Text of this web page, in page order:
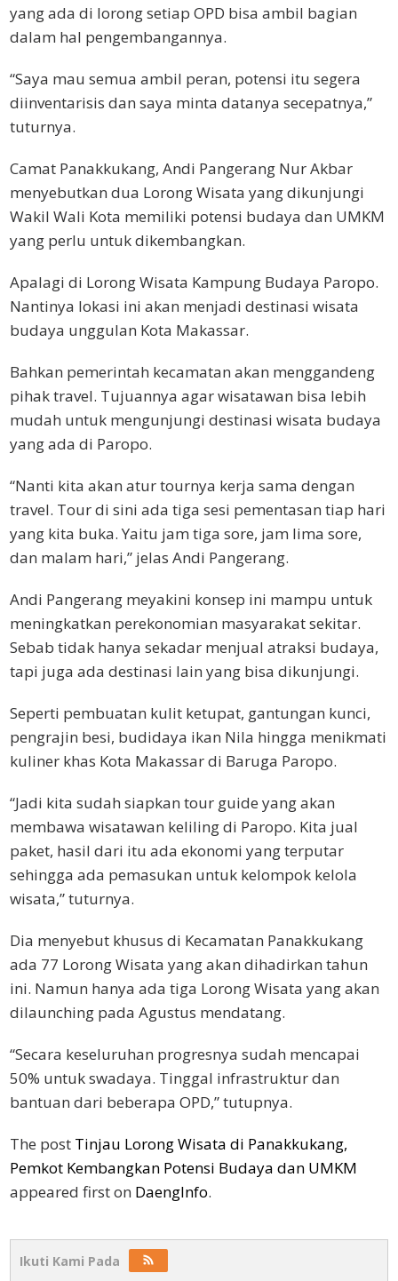
yang ada di lorong setiap OPD bisa ambil bagian
dalam hal pengembangannya.
“Saya mau semua ambil peran, potensi itu segera
diinventarisis dan saya minta datanya secepatnya,”
tuturnya.
Camat Panakkukang, Andi Pangerang Nur Akbar
menyebutkan dua Lorong Wisata yang dikunjungi
Wakil Wali Kota memiliki potensi budaya dan UMKM
yang perlu untuk dikembangkan.
Apalagi di Lorong Wisata Kampung Budaya Paropo.
Nantinya lokasi ini akan menjadi destinasi wisata
budaya unggulan Kota Makassar.
Bahkan pemerintah kecamatan akan menggandeng
pihak travel. Tujuannya agar wisatawan bisa lebih
mudah untuk mengunjungi destinasi wisata budaya
yang ada di Paropo.
“Nanti kita akan atur tournya kerja sama dengan
travel. Tour di sini ada tiga sesi pementasan tiap hari
yang kita buka. Yaitu jam tiga sore, jam lima sore,
dan malam hari,” jelas Andi Pangerang.
Andi Pangerang meyakini konsep ini mampu untuk
meningkatkan perekonomian masyarakat sekitar.
Sebab tidak hanya sekadar menjual atraksi budaya,
tapi juga ada destinasi lain yang bisa dikunjungi.
Seperti pembuatan kulit ketupat, gantungan kunci,
pengrajin besi, budidaya ikan Nila hingga menikmati
kuliner khas Kota Makassar di Baruga Paropo.
“Jadi kita sudah siapkan tour guide yang akan
membawa wisatawan keliling di Paropo. Kita jual
paket, hasil dari itu ada ekonomi yang terputar
sehingga ada pemasukan untuk kelompok kelola
wisata,” tuturnya.
Dia menyebut khusus di Kecamatan Panakkukang
ada 77 Lorong Wisata yang akan dihadirkan tahun
ini. Namun hanya ada tiga Lorong Wisata yang akan
dilaunching pada Agustus mendatang.
“Secara keseluruhan progresnya sudah mencapai
50% untuk swadaya. Tinggal infrastruktur dan
bantuan dari beberapa OPD,” tutupnya.
The post Tinjau Lorong Wisata di Panakkukang,
Pemkot Kembangkan Potensi Budaya dan UMKM
appeared first on DaengInfo.
Ikuti Kami Pada